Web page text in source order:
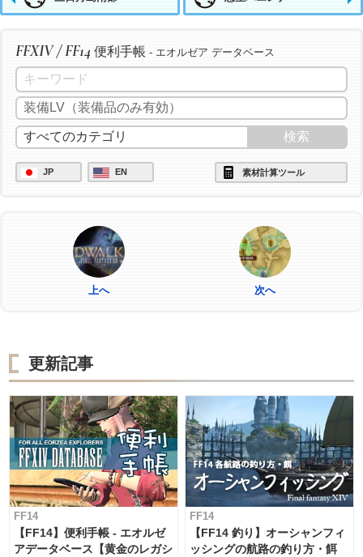
FFXIV / FF14 便利手帳 - エオルゼア データベース
JP EN 素材計算ツール
上へ 次へ
更新記事
FF14
【FF14】便利手帳 - エオルゼ
アデータベース【黄金のレガシ
FF14
【FF14 釣り】オーシャンフィ
ッシングの航路の釣り方・餌